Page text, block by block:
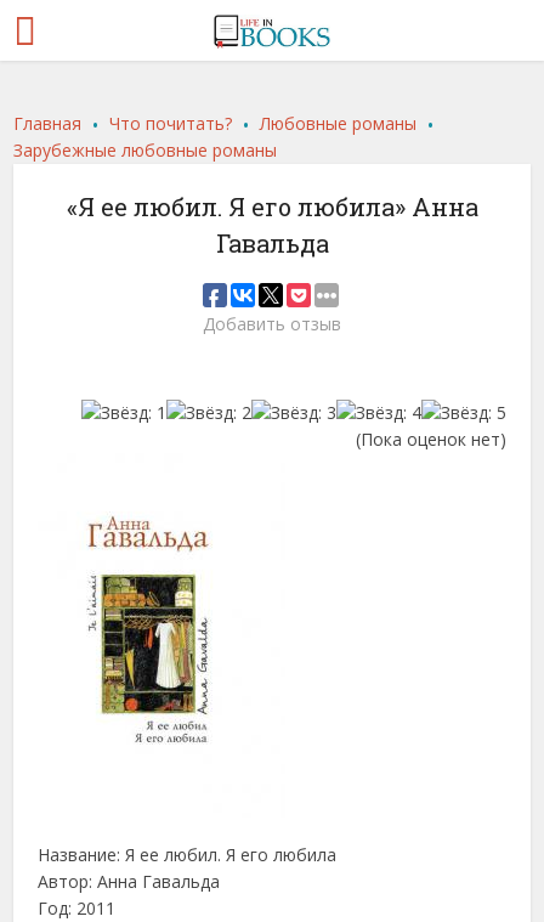
Главная .Что почитать? . Любовные романы .
Зарубежные любовные романы
«Я ее любил. Я его любила» Анна
Гавальда
Добавить отзыв
(Пока оценок нет)
Название: Я ее любил. Я его любила
Автор: Анна Гавальда
Год: 2011